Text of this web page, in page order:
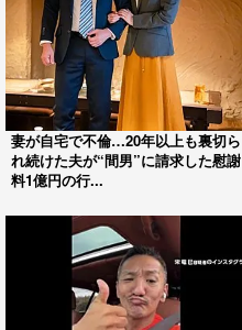
妻が自宅で不倫…20年以上も裏切ら
れ続けた夫が“間男”に請求した慰謝
料1億円の行...